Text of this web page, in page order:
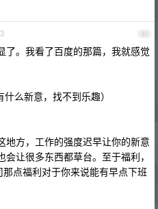
40
3
了。我看了百度的那篇，我就感觉
么新意，找不到乐趣）
地方，工作的强度迟早让你的新意
让很多东西都草台。至于福利，
点福利对于你来说能有早点下班